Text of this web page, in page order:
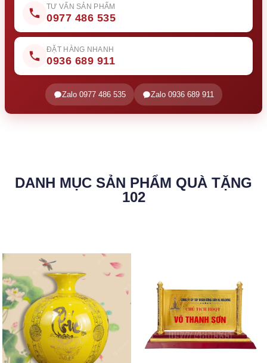
TƯ VẤN SẢN PHẨM
0977 486 535
ĐẶT HÀNG NHANH
0936 689 911
Zalo 0977 486 535 Zalo 0936 689 911
DANH MỤC SẢN PHẨM QUÀ TẶNG
102